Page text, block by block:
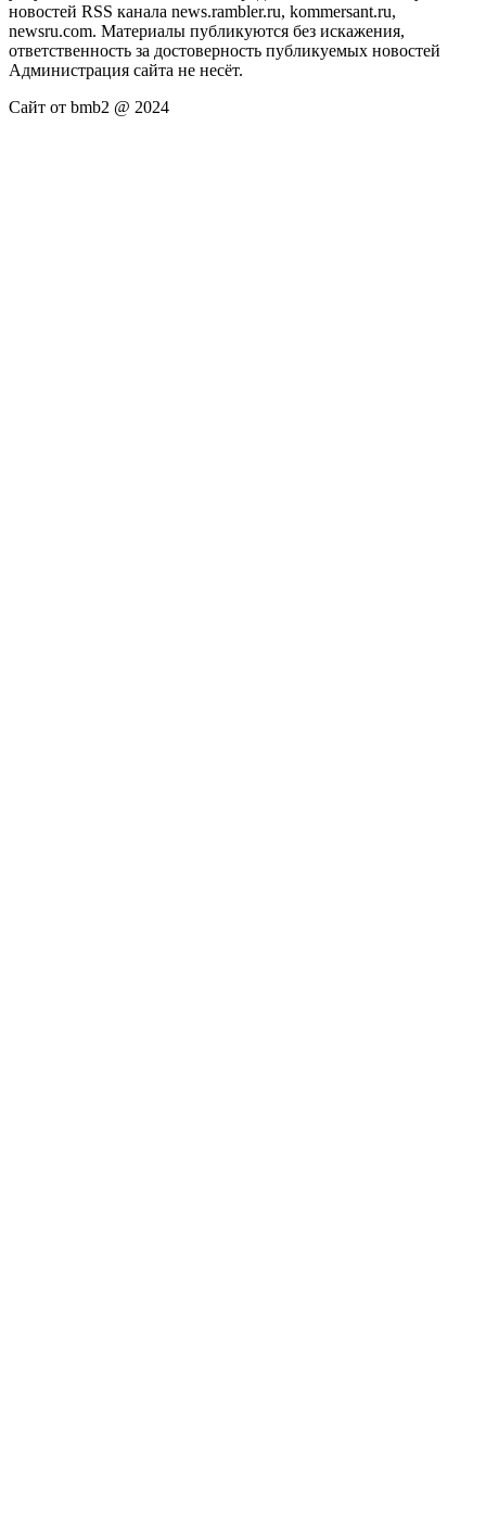
новостей RSS канала news.rambler.ru, kommersant.ru,
newsru.com. Материалы публикуются без искажения,
ответственность за достоверность публикуемых новостей
Администрация сайта не несёт.
Сайт от bmb2 @ 2024